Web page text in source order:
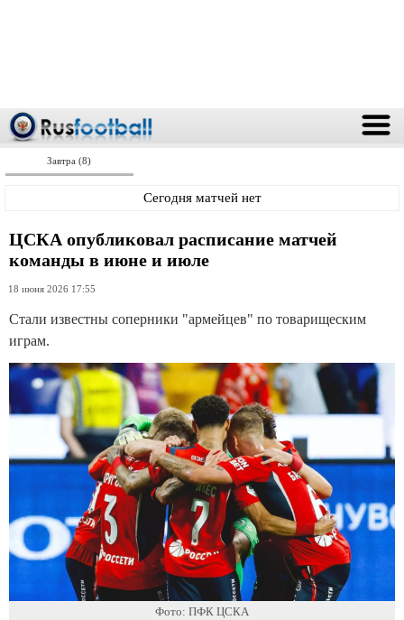
Завтра (8)
Сегодня матчей нет
ЦСКА опубликовал расписание матчей
команды в июне и июле
18 июня 2026 17:55
Стали известны соперники "армейцев" по товарищеским
играм.
Фото: ПФК ЦСКА